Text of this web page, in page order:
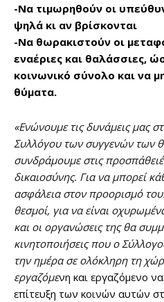
-Να τιμωρηθούν οι
ψηλά κι αν βρίσκονται
-Να θωρακιστούν οι
εναέριες και θαλάσσιες,
κοινωνικό σύνολο και να
θύματα.
«Ενώνουμε τις δυνάμεις μας
Συλλόγου των συγγενών των
συνδράμουμε στις
δικαιοσύνης. Για να μπορεί
ασφάλεια στον προορισμό
θεσμοί, για να είναι
και οι οργανώσεις της θα
κινητοποιήσεις που ο
την ημέρα σε ολόκληρη τη
εργαζόμενη και εργαζόμενο
επίτευξη των κοινών αυτών